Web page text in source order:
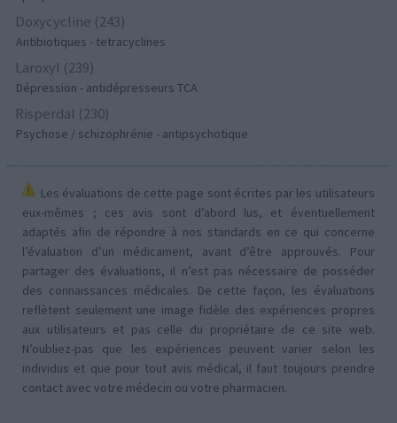
Doxycycline (243)
Antibiotiques - tetracyclines
Laroxyl (239)
Dépression - antidépresseurs TCA
Risperdal (230)
Psychose / schizophrénie - antipsychotique
Les évaluations de cette page sont écrites par les utilisateurs
eux-mêmes ; ces avis sont d’abord lus, et éventuellement
adaptés afin de répondre à nos standards en ce qui concerne
l’évaluation d’un médicament, avant d’être approuvés. Pour
partager des évaluations, il n’est pas nécessaire de posséder
des connaissances médicales. De cette façon, les évaluations
reflètent seulement une image fidèle des expériences propres
aux utilisateurs et pas celle du propriétaire de ce site web.
N’oubliez-pas que les expériences peuvent varier selon les
individus et que pour tout avis médical, il faut toujours prendre
contact avec votre médecin ou votre pharmacien.